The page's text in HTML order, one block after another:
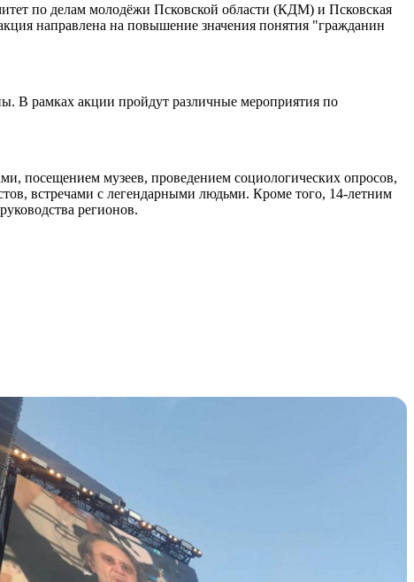
по делам молодёжи Псковской области (КДМ) и Псковская
направлена на повышение значения понятия "гражданин
В рамках акции пройдут различные мероприятия по
посещением музеев, проведением социологических опросов,
встречами с легендарными людьми. Кроме того, 14-летним
регионов.